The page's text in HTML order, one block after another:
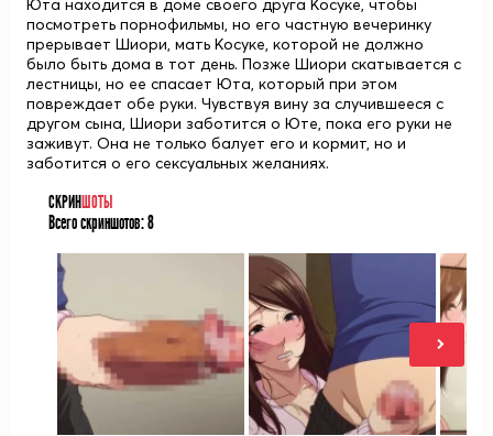
Юта находится в доме своего друга Косуке, чтобы
посмотреть порнофильмы, но его частную вечеринку
прерывает Шиори, мать Косуке, которой не должно
было быть дома в тот день. Позже Шиори скатывается с
лестницы, но ее спасает Юта, который при этом
повреждает обе руки. Чувствуя вину за случившееся с
другом сына, Шиори заботится о Юте, пока его руки не
заживут. Она не только балует его и кормит, но и
заботится о его сексуальных желаниях.
СКРИН ШОТЫ
Всего скриншотов:8